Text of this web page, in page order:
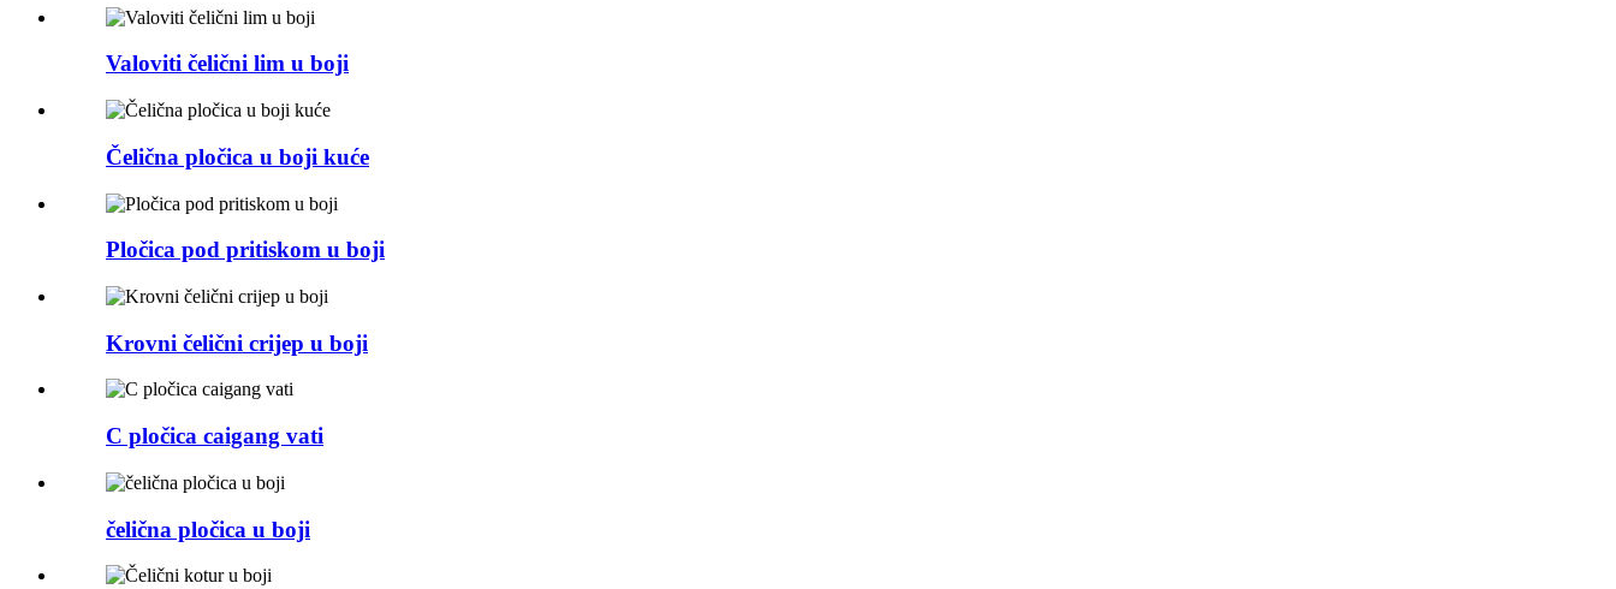
Valoviti čelični lim u boji
Čelična pločica u boji kuće
Pločica pod pritiskom u boji
Krovni čelični crijep u boji
C pločica caigang vati
čelična pločica u boji